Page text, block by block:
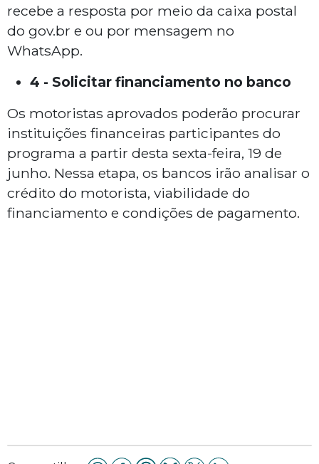
recebe a resposta por meio da caixa postal
do gov.br e ou por mensagem no
WhatsApp.
4 - Solicitar financiamento no banco
Os motoristas aprovados poderão procurar
instituições financeiras participantes do
programa a partir desta sexta-feira, 19 de
junho. Nessa etapa, os bancos irão analisar o
crédito do motorista, viabilidade do
financiamento e condições de pagamento.